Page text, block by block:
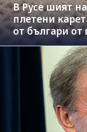
В Русе шият
плетени
от българи от